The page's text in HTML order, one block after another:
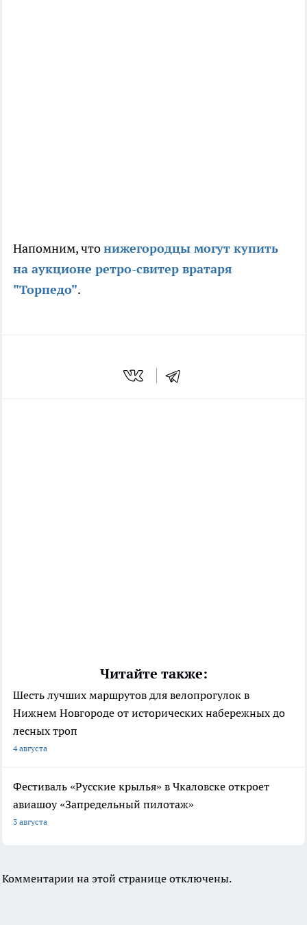
Напомним, чтонижегородцы могут купить
на аукционе ретро-свитер вратаря
"Торпедо".
Читайте также:
Шесть лучших маршрутов для велопрогулок в
Нижнем Новгороде от исторических набережных до
лесных троп
4 августа
Фестиваль «Русские крылья» в Чкаловске откроет
авиашоу «Запредельный пилотаж»
3 августа
Комментарии на этой странице отключены.